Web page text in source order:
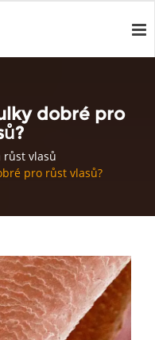
dobré pro
růst vlasů
pro růst vlasů?